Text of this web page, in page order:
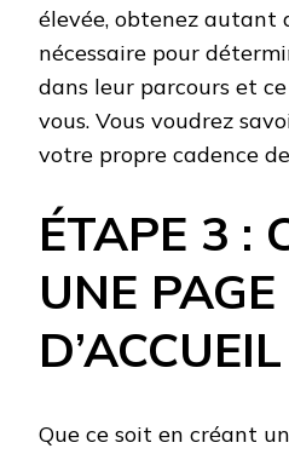
élevée, obtenez autant
nécessaire pour
dans leur parcours et
vous. Vous voudrez
votre propre cadence
ÉTAPE 3 :
UNE PAGE
D’ACCUEIL
Que ce soit en créant